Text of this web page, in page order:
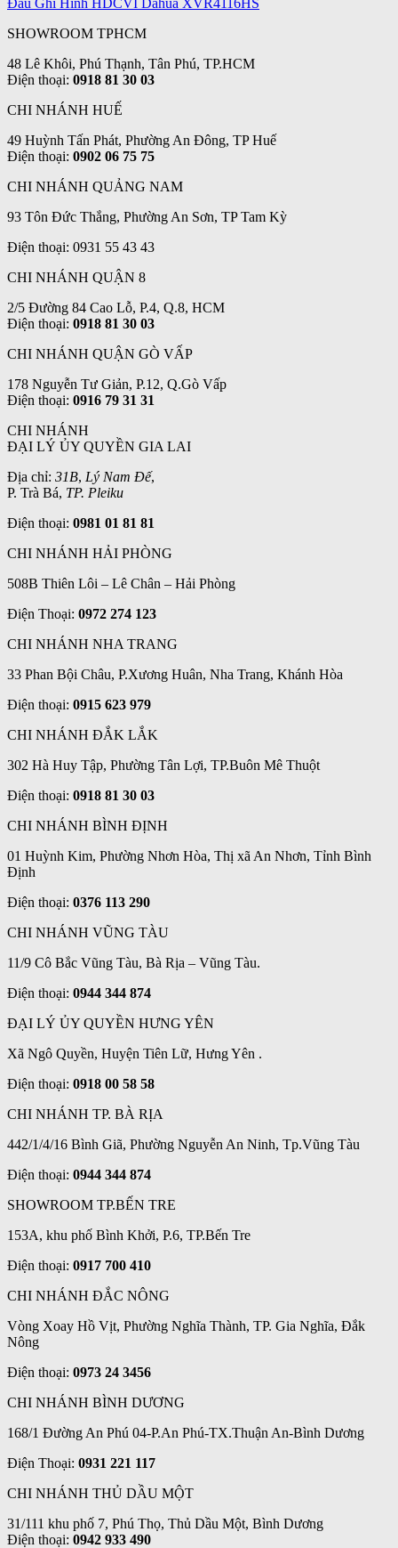
SHOWROOM TPHCM
48 Lê Khôi, Phú Thạnh, Tân Phú, TP.HCM
Điện thoại: 0918 81 30 03
CHI NHÁNH HUẾ
49 Huỳnh Tấn Phát, Phường An Đông, TP Huế
Điện thoại: 0902 06 75 75
CHI NHÁNH QUẢNG NAM
93 Tôn Đức Thắng, Phường An Sơn, TP Tam Kỳ
Điện thoại: 0931 55 43 43
CHI NHÁNH QUẬN 8
2/5 Đường 84 Cao Lỗ, P.4, Q.8, HCM
Điện thoại: 0918 81 30 03
CHI NHÁNH QUẬN GÒ VẤP
178 Nguyễn Tư Giản, P.12, Q.Gò Vấp
Điện thoại: 0916 79 31 31
CHI NHÁNH
ĐẠI LÝ ỦY QUYỀN GIA LAI
Địa chỉ: 31B, Lý Nam Đế,
P. Trà Bá, TP. Pleiku
Điện thoại: 0981 01 81 81
CHI NHÁNH HẢI PHÒNG
508B Thiên Lôi – Lê Chân – Hải Phòng
Điện Thoại: 0972 274 123
CHI NHÁNH NHA TRANG
33 Phan Bội Châu, P.Xương Huân, Nha Trang, Khánh Hòa
Điện thoại: 0915 623 979
CHI NHÁNH ĐẮK LẮK
302 Hà Huy Tập, Phường Tân Lợi, TP.Buôn Mê Thuột
Điện thoại: 0918 81 30 03
CHI NHÁNH BÌNH ĐỊNH
01 Huỳnh Kim, Phường Nhơn Hòa, Thị xã An Nhơn, Tỉnh Bình
Định
Điện thoại: 0376 113 290
CHI NHÁNH VŨNG TÀU
11/9 Cô Bắc Vũng Tàu, Bà Rịa – Vũng Tàu.
Điện thoại: 0944 344 874
ĐẠI LÝ ỦY QUYỀN HƯNG YÊN
Xã Ngô Quyền, Huyện Tiên Lữ, Hưng Yên .
Điện thoại: 0918 00 58 58
CHI NHÁNH TP. BÀ RỊA
442/1/4/16 Bình Giã, Phường Nguyễn An Ninh, Tp.Vũng Tàu
Điện thoại: 0944 344 874
SHOWROOM TP.BẾN TRE
153A, khu phố Bình Khởi, P.6, TP.Bến Tre
Điện thoại: 0917 700 410
CHI NHÁNH ĐẮC NÔNG
Vòng Xoay Hồ Vịt, Phường Nghĩa Thành, TP. Gia Nghĩa, Đắk
Nông
Điện thoại: 0973 24 3456
CHI NHÁNH BÌNH DƯƠNG
168/1 Đường An Phú 04-P.An Phú-TX.Thuận An-Bình Dương
Điện Thoại: 0931 221 117
CHI NHÁNH THỦ DẦU MỘT
31/111 khu phố 7, Phú Thọ, Thủ Dầu Một, Bình Dương
Điện thoại: 0942 933 490